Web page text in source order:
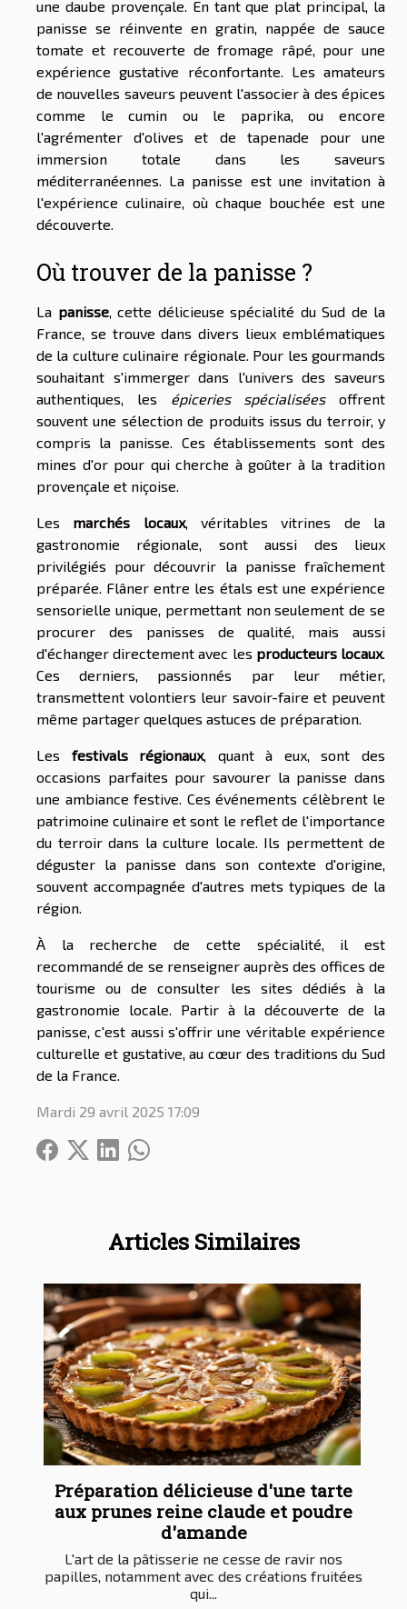
Articles Similaires
Préparation délicieuse d'une tarte
aux prunes reine claude et poudre
d'amande
L'art de la pâtisserie ne cesse de ravir nos
papilles, notamment avec des créations fruitées
qui...
une daube provençale. En tant que plat principal, la
panisse se réinvente en gratin, nappée de sauce
tomate et recouverte de fromage râpé, pour une
expérience gustative réconfortante. Les amateurs
de nouvelles saveurs peuvent l'associer à des épices
comme le cumin ou le paprika, ou encore
l'agrémenter d'olives et de tapenade pour une
immersion totale dans les saveurs
méditerranéennes. La panisse est une invitation à
l'expérience culinaire, où chaque bouchée est une
découverte.
Où trouver de la panisse ?
La panisse, cette délicieuse spécialité du Sud de la
France, se trouve dans divers lieux emblématiques
de la culture culinaire régionale. Pour les gourmands
souhaitant s'immerger dans l'univers des saveurs
authentiques, les épiceries spécialiséesoffrent
souvent une sélection de produits issus du terroir, y
compris la panisse. Ces établissements sont des
mines d'or pour qui cherche à goûter à la tradition
provençale et niçoise.
Les marchés locaux, véritables vitrines de la
gastronomie régionale, sont aussi des lieux
privilégiés pour découvrir la panisse fraîchement
préparée. Flâner entre les étals est une expérience
sensorielle unique, permettant non seulement de se
procurer des panisses de qualité, mais aussi
d'échanger directement avec les producteurs locaux.
Ces derniers, passionnés par leur métier,
transmettent volontiers leur savoir-faire et peuvent
même partager quelques astuces de préparation.
Les festivals régionaux, quant à eux, sont des
occasions parfaites pour savourer la panisse dans
une ambiance festive. Ces événements célèbrent le
patrimoine culinaire et sont le reflet de l'importance
du terroir dans la culture locale. Ils permettent de
déguster la panisse dans son contexte d'origine,
souvent accompagnée d'autres mets typiques de la
région.
À la recherche de cette spécialité, il est
recommandé de se renseigner auprès des offices de
tourisme ou de consulter les sites dédiés à la
gastronomie locale. Partir à la découverte de la
panisse, c'est aussi s'offrir une véritable expérience
culturelle et gustative, au cœur des traditions du Sud
de la France.
Mardi 29 avril 2025 17:09